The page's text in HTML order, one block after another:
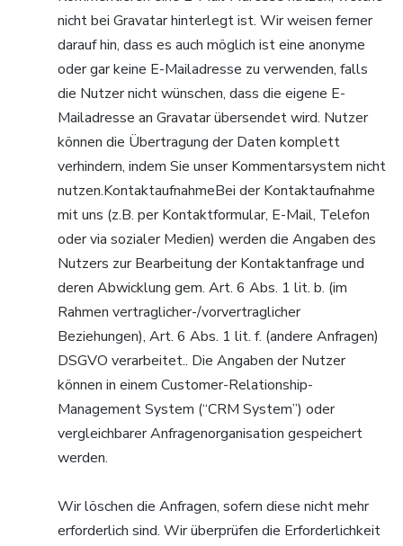
nicht bei Gravatar hinterlegt ist. Wir weisen ferner
darauf hin, dass es auch möglich ist eine anonyme
oder gar keine E-Mailadresse zu verwenden, falls
die Nutzer nicht wünschen, dass die eigene E-
Mailadresse an Gravatar übersendet wird. Nutzer
können die Übertragung der Daten komplett
verhindern, indem Sie unser Kommentarsystem nicht
nutzen.KontaktaufnahmeBei der Kontaktaufnahme
mit uns (z.B. per Kontaktformular, E-Mail, Telefon
oder via sozialer Medien) werden die Angaben des
Nutzers zur Bearbeitung der Kontaktanfrage und
deren Abwicklung gem. Art. 6 Abs. 1 lit. b. (im
Rahmen vertraglicher-/vorvertraglicher
Beziehungen), Art. 6 Abs. 1 lit. f. (andere Anfragen)
DSGVO verarbeitet.. Die Angaben der Nutzer
können in einem Customer-Relationship-
Management System (“CRM System”) oder
vergleichbarer Anfragenorganisation gespeichert
werden.
Wir löschen die Anfragen, sofern diese nicht mehr
erforderlich sind. Wir überprüfen die Erforderlichkeit